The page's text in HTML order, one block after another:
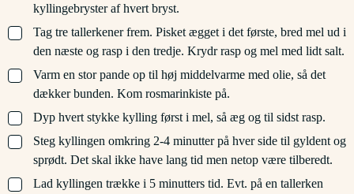
kyllingebryster af hvert bryst.
▢
Tag tre tallerkener frem. Pisket ægget i det første, bred mel ud i
den næste og rasp i den tredje. Krydr rasp og mel med lidt salt.
▢
Varm en stor pande op til høj middelvarme med olie, så det
dækker bunden. Kom rosmarinkiste på.
▢
Dyp hvert stykke kylling først i mel, så æg og til sidst rasp.
▢
Steg kyllingen omkring 2-4 minutter på hver side til gyldent og
sprødt. Det skal ikke have lang tid men netop være tilberedt.
▢
Lad kyllingen trække i 5 minutters tid. Evt. på en tallerken